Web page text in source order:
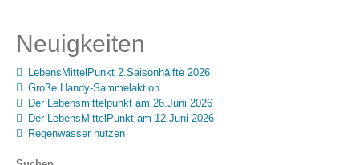
Neuigkeiten
LebensMittelPunkt 2.Saisonhälfte 2026
Große Handy-Sammelaktion
Der Lebensmittelpunkt am 26.Juni 2026
Der LebensMittelPunkt am 12.Juni 2026
Regenwasser nutzen